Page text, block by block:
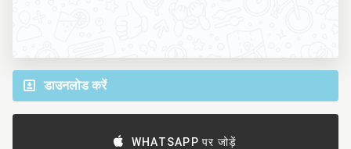
डाउनलोड करें
WHATSAPP पर जोड़ें